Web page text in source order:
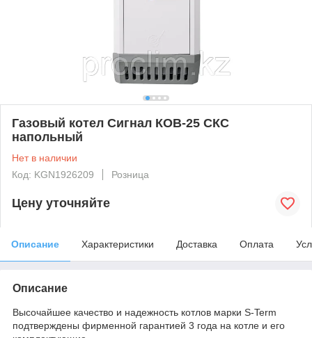
Газовый котел Сигнал КОВ-25 СКС
напольный
Нет в наличии
Код: KGN1926209
Розница
Цену уточняйте
Описание Характеристики Доставка Оплата
Описание
Высочайшее качество и надежность котлов марки S-Term
подтверждены фирменной гарантией 3 года на котле и его